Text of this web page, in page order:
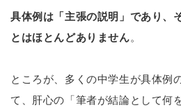
具体例は「主張の説明」であり、
とはほとんどありません。
ところが、多くの中学生が具体例
て、肝心の「筆者が結論として何